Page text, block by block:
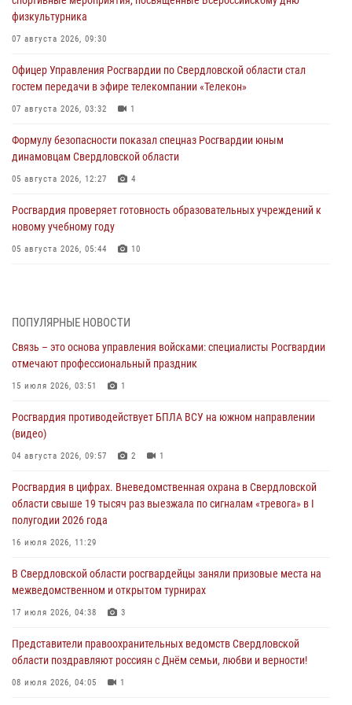
физкультурника
07 августа 2026, 09:30
Офицер Управления Росгвардии по Свердловской области стал
гостем передачи в эфире телекомпании «Телекон»
07 августа 2026, 03:32 1
Формулу безопасности показал спецназ Росгвардии юным
динамовцам Свердловской области
05 августа 2026, 12:27 4
Росгвардия проверяет готовность образовательных учреждений к
новому учебному году
05 августа 2026, 05:44 10
04 августа 2026, 09:57 2
Росгвардия приняла участие в обеспечении безопасности Дня
города в Екатеринбурге
03 августа 2026, 07:43
Росгвардия приняла участие в межведомственном
антитеррористическом учении в Свердловской области
31 июля 2026, 12:27 1
Росгвардия обеспечивает безопасность граждан на южном
направлении
31 июля 2026, 06:56
рассказал об итогах работы подразделения в эфире телекомпании
«Телекон»
30 июля 2026, 11:33 1
ПОПУЛЯРНЫЕ НОВОСТИ
Связь – это основа управления войсками: специалисты Росгвардии
отмечают профессиональный праздник
15 июля 2026, 03:51 1
Росгвардия противодействует БПЛА ВСУ на южном направлении
(видео)
04 августа 2026, 09:57 2 1
Росгвардия в цифрах. Вневедомственная охрана в Свердловской
области свыше 19 тысяч раз выезжала по сигналам «тревога» в I
полугодии 2026 года
16 июля 2026, 11:29
В Свердловской области росгвардейцы заняли призовые места на
межведомственном и открытом турнирах
17 июля 2026, 04:38 3
Представители правоохранительных ведомств Свердловской
области поздравляют россиян с Днём семьи, любви и верности!
08 июля 2026, 04:05 1